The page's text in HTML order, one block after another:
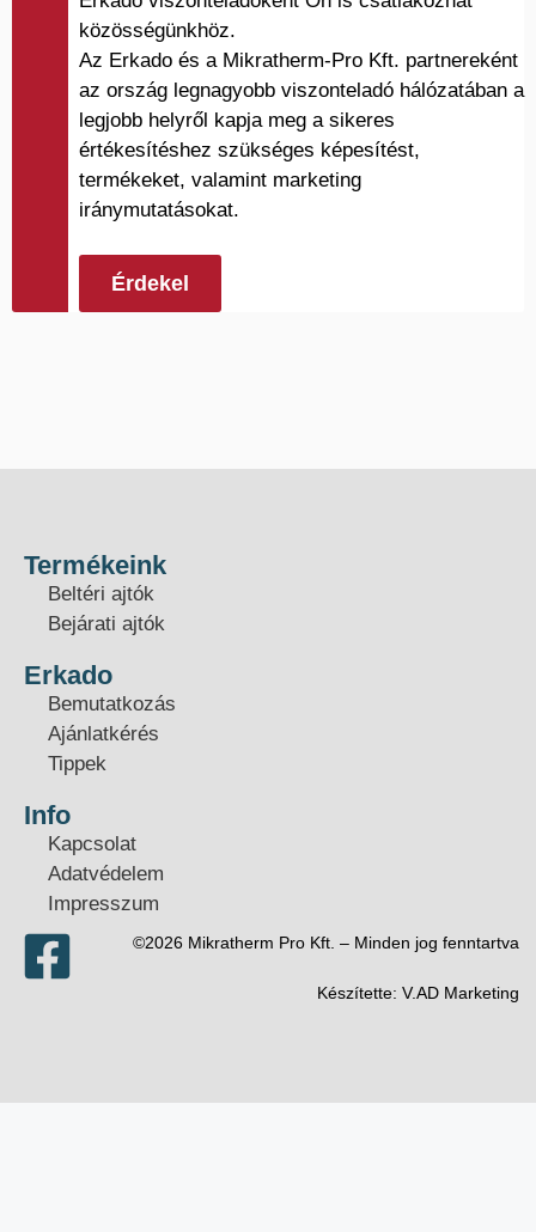
közösségünkhöz.
Az Erkado és a Mikratherm-Pro Kft. partnereként
az ország legnagyobb viszonteladó hálózatában a
legjobb helyről kapja meg a sikeres
értékesítéshez szükséges képesítést,
termékeket, valamint marketing
iránymutatásokat.
Érdekel
Termékeink
Beltéri ajtók
Bejárati ajtók
Erkado
Bemutatkozás
Ajánlatkérés
Tippek
Info
Kapcsolat
Adatvédelem
Impresszum
©2026 Mikratherm Pro Kft. – Minden jog fenntartva​
Készítette: V.AD Marketing